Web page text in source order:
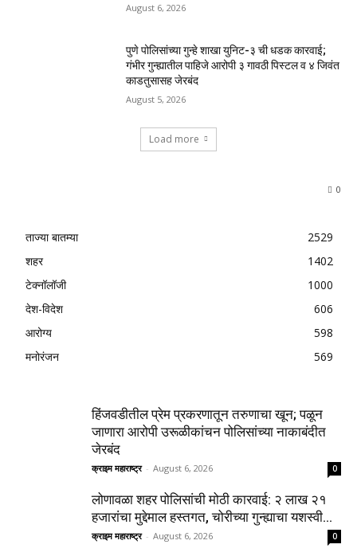
August 6, 2026
पुणे पोलिसांच्या गुन्हे शाखा युनिट-३ ची धडक कारवाई;
गंभीर गुन्ह्यातील पाहिजे आरोपी ३ गावठी पिस्टल व ४ जिवंत
काडतुसासह जेरबंद
August 5, 2026
Load more
0
ताज्या बातम्या
2529
शहर
1402
टेक्नॉलॉजी
1000
देश-विदेश
606
आरोग्य
598
मनोरंजन
569
हिंजवडीतील प्रेम प्रकरणातून तरुणाचा खून; पळून
जाणारा आरोपी उरूळीकांचन पोलिसांच्या नाकाबंदीत
जेरबंद
क्राइम महाराष्ट्र - August 6, 2026 0
लोणावळा शहर पोलिसांची मोठी कारवाई: २ लाख २१
हजारांचा मुद्देमाल हस्तगत, चोरीच्या गुन्ह्याचा यशस्वी...
क्राइम महाराष्ट्र - August 6, 2026 0